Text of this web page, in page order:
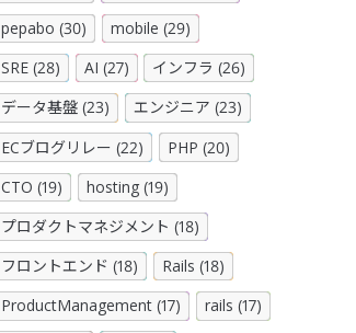
pepabo (30)
mobile (29)
SRE (28)
AI (27)
インフラ (26)
データ基盤 (23)
エンジニア (23)
ECブログリレー (22)
PHP (20)
CTO (19)
hosting (19)
プロダクトマネジメント (18)
フロントエンド (18)
Rails (18)
ProductManagement (17)
rails (17)